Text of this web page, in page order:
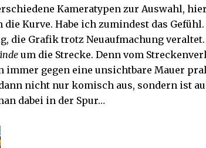
Kameratypen zur Auswahl,
die Kurve. Habe ich zumindest das
die Grafik trotz Neuaufmachung
um die Strecke. Denn vom
immer gegen eine unsichtbare Mauer
nicht nur komisch aus, sondern ist
dabei in der Spur…